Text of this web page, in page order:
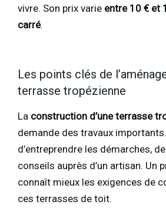
vivre. Son prix varie entre 10 € et
carré.
Les points clés de
terrasse tropézienne
La construction d’une terrasse
demande des travaux
d’entreprendre les démarches,
conseils auprès d’un artisan. Un
connaît mieux les exigences de
ces terrasses de toit.